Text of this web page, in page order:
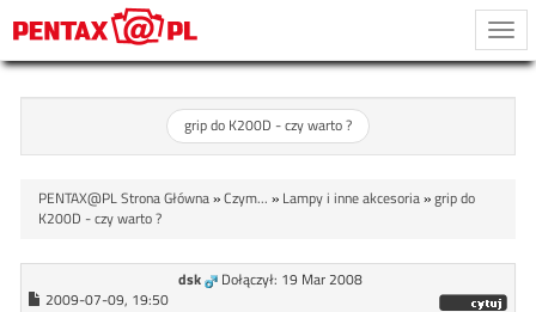
grip do K200D - czy warto ?
PENTAX@PL Strona Główna»Czym... » Lampy i inne akcesoria»grip do
K200D - czy warto ?
dsk
Dołączył: 19 Mar 2008
2009-07-09, 19:50